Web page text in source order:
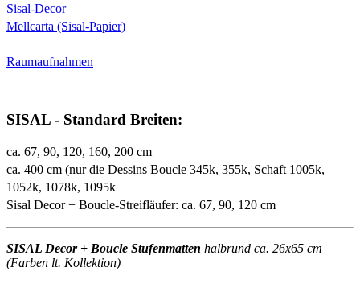
Sisal-Decor
Mellcarta (Sisal-Papier)
Raumaufnahmen
SISAL - Standard Breiten:
ca. 67, 90, 120, 160, 200 cm
ca. 400 cm (nur die Dessins Boucle 345k, 355k, Schaft 1005k,
1052k, 1078k, 1095k
Sisal Decor + Boucle-Streifläufer: ca. 67, 90, 120 cm
SISAL Decor + Boucle Stufenmatten halbrund ca. 26x65 cm
(Farben lt. Kollektion)